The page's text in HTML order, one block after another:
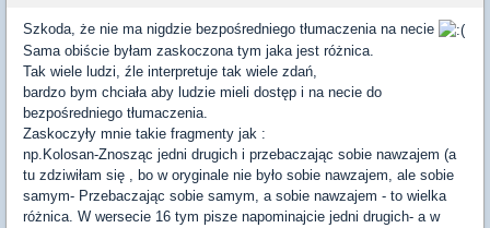
Szkoda, że nie ma nigdzie bezpośredniego tłumaczenia na necie
Sama obiście byłam zaskoczona tym jaka jest różnica.
Tak wiele ludzi, źle interpretuje tak wiele zdań,
bardzo bym chciała aby ludzie mieli dostęp i na necie do
bezpośredniego tłumaczenia.
Zaskoczyły mnie takie fragmenty jak :
np.Kolosan-Znosząc jedni drugich i przebaczając sobie nawzajem (a
tu zdziwiłam się , bo w oryginale nie było sobie nawzajem, ale sobie
samym- Przebaczając sobie samym, a sobie nawzajem - to wielka
różnica. W wersecie 16 tym pisze napominajcie jedni drugich- a w